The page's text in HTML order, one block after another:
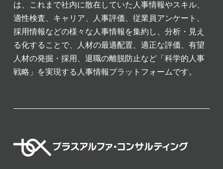
は、これまで社内に散在していた人事情報やスキル、
適性検査、キャリア、人事評価、従業員アンケート、
採用情報などの様々な人事情報を集約し、分析・見え
る化することで、人材の最適配置、適正な評価、有望
人材の発掘・採用、退職の離脱防止など「科学的人事
戦略」を実現する人事情報プラットフォームです。